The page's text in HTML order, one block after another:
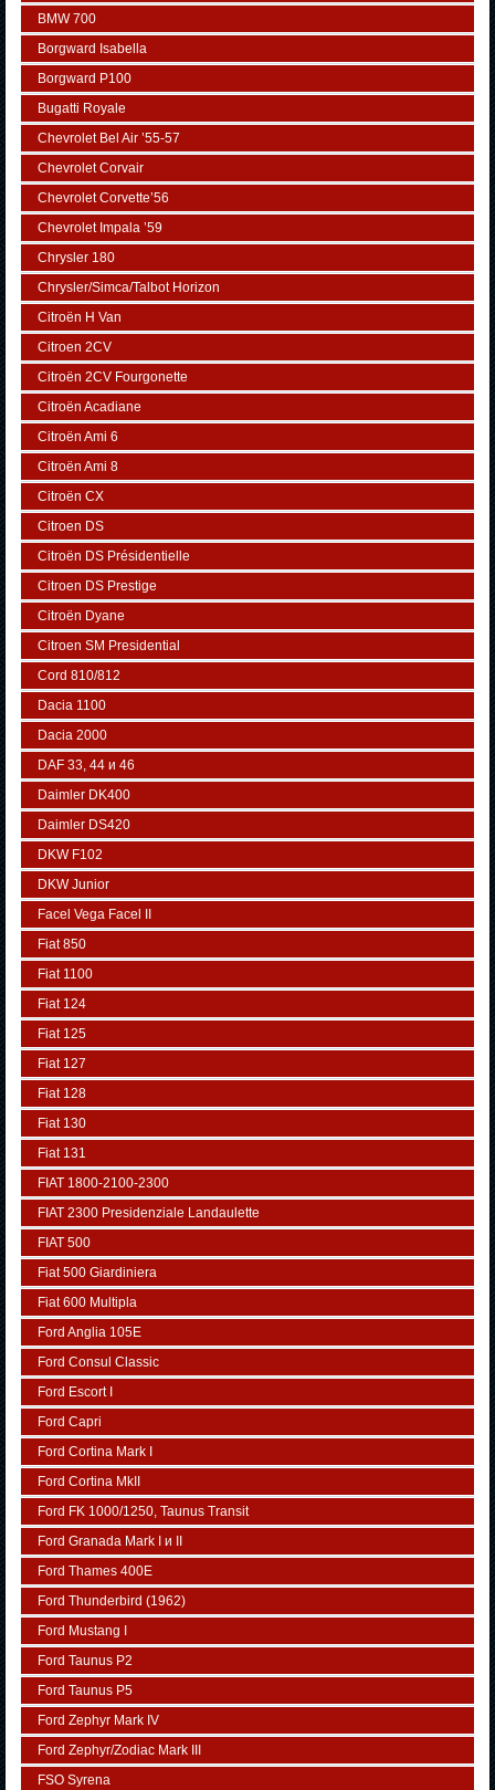
BMW 700
Borgward Isabella
Borgward P100
Bugatti Royale
Chevrolet Bel Air ’55-57
Chevrolet Corvair
Chevrolet Corvette’56
Chevrolet Impala ’59
Chrysler 180
Chrysler/Simca/Talbot Horizon
Citroën H Van
Citroen 2CV
Citroën 2CV Fourgonette
Citroën Acadiane
Citroën Ami 6
Citroën Ami 8
Citroën CX
Citroen DS
Citroën DS Présidentielle
Citroen DS Prestige
Citroën Dyane
Citroen SM Presidential
Cord 810/812
Dacia 1100
Dacia 2000
DAF 33, 44 и 46
Daimler DK400
Daimler DS420
DKW F102
DKW Junior
Facel Vega Facel II
Fiat 850
Fiat 1100
Fiat 124
Fiat 125
Fiat 127
Fiat 128
Fiat 130
Fiat 131
FIAT 1800-2100-2300
FIAT 2300 Presidenziale Landaulette
FIAT 500
Fiat 500 Giardiniera
Fiat 600 Multipla
Ford Anglia 105E
Ford Consul Classic
Ford Escort I
Ford Capri
Ford Cortina Mark I
Ford Cortina MkII
Ford FK 1000/1250, Taunus Transit
Ford Granada Mark I и II
Ford Thames 400E
Ford Thunderbird (1962)
Ford Mustang I
Ford Taunus P2
Ford Taunus P5
Ford Zephyr Mark IV
Ford Zephyr/Zodiac Mark III
FSO Syrena